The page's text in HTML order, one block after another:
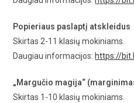
Popieriaus paslaptį atskleidus
Skirtas 2-11 klasių mokiniams.
Daugiau informacijos: https://
„Margučio magija“
Skirtas 1-10 klasių mokiniams.